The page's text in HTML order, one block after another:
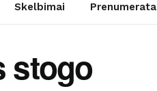
Skelbimai Prenumerata
stogo